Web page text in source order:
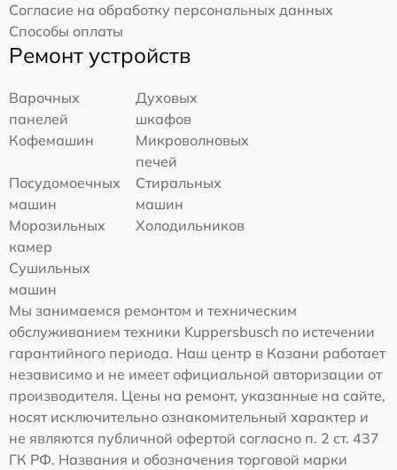
Согласие на обработку персональных данных
Способы оплаты
Ремонт устройств
Варочных
панелей
Духовых
шкафов
Кофемашин
Микроволновых
печей
Посудомоечных
машин
Стиральных
машин
Морозильных
камер
Холодильников
Сушильных
машин
Мы занимаемся ремонтом и техническим
обслуживанием техники Kuppersbusch по истечении
гарантийного периода. Наш центр в Казани работает
независимо и не имеет официальной авторизации от
производителя. Цены на ремонт, указанные на сайте,
носят исключительно ознакомительный характер и
не являются публичной офертой согласно п. 2 ст. 437
ГК РФ. Названия и обозначения торговой марки